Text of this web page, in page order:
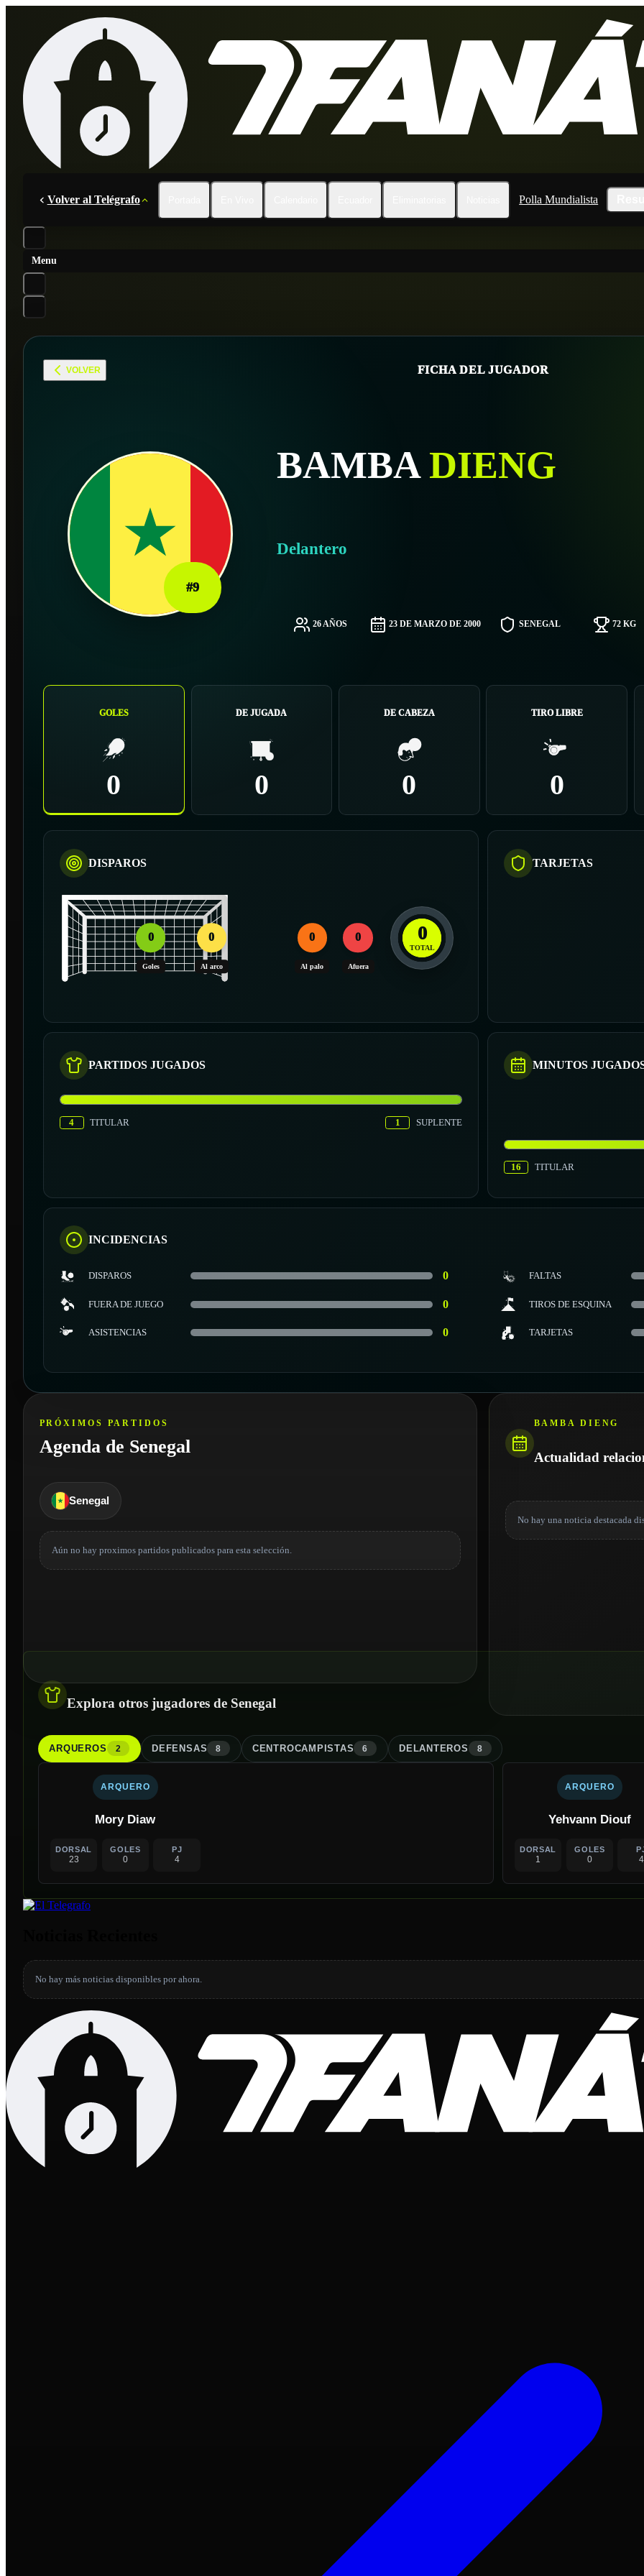
Volver al Telégrafo Polla Mundialista
Menu
VOLVER FICHA DEL JUGADOR
#9
BAMBA DIENG
Delantero
26 AÑOS 23 DE MARZO DE 2000 SENEGAL 72 KG
GOLES
0
DE JUGADA
0
DE CABEZA
0
TIRO LIBRE
0
DISPAROS
0
Goles
0
Al arco
0
Al palo
0
Afuera
0
TOTAL
TARJETAS
PARTIDOS JUGADOS
4 TITULAR 1 SUPLENTE
MINUTOS
16 TITULAR
INCIDENCIAS
DISPAROS 0 FALTAS
FUERA DE JUEGO 0 TIROS DE ESQUINA
ASISTENCIAS 0 TARJETAS
PRÓXIMOS PARTIDOS
Agenda de Senegal
Senegal
Aún no hay proximos partidos publicados para esta selección.
BAMBA DIENG
Actualidad
No hay una noticia destacada
Explora otros jugadores de Senegal
ARQUEROS 2 DEFENSAS 8 CENTROCAMPISTAS 6 DELANTEROS 8
ARQUERO
Mory Diaw
DORSAL
23
GOLES
0
PJ
4
ARQUERO
Yehvann Diouf
DORSAL
1
GOLES
0 4
No hay más noticias disponibles por ahora.